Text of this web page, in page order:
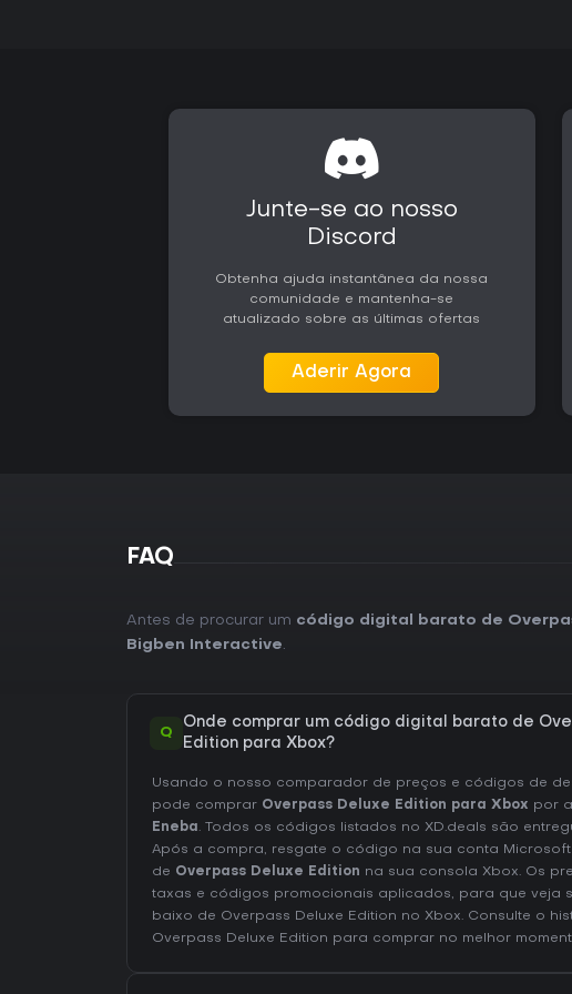
Junte-se ao nosso
Discord
Obtenha ajuda instantânea da nossa
comunidade e mantenha-se
atualizado sobre as últimas ofertas
Aderir Agora
FAQ
Antes de procurar um código digital barato de
Bigben Interactive.
Q
Onde comprar um código digital barato de
Edition para Xbox?
Usando o nosso comparador de preços e códigos de
pode comprar Overpass Deluxe Edition para Xbox por
Eneba. Todos os códigos listados no XD.deals são
Após a compra, resgate o código na sua conta
de Overpass Deluxe Edition na sua consola Xbox. Os
taxas e códigos promocionais aplicados, para que veja
baixo de Overpass Deluxe Edition no Xbox. Consulte o
Overpass Deluxe Edition para comprar no melhor